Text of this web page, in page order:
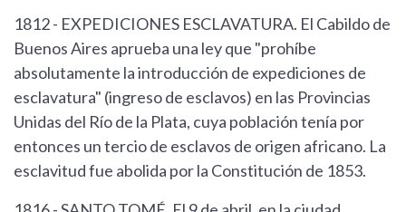
1812 - EXPEDICIONES ESCLAVATURA. El Cabildo de
Buenos Aires aprueba una ley que "prohíbe
absolutamente la introducción de expediciones de
esclavatura" (ingreso de esclavos) en las Provincias
Unidas del Río de la Plata, cuya población tenía por
entonces un tercio de esclavos de origen africano. La
esclavitud fue abolida por la Constitución de 1853.